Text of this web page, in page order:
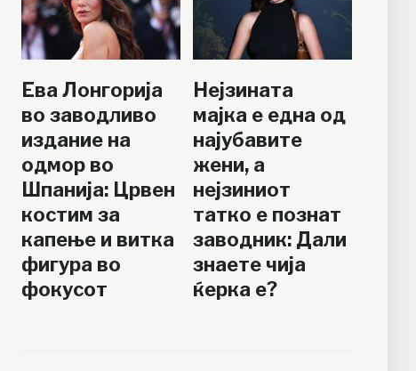
Ева Лонгорија
во заводливо
издание на
одмор во
Шпанија: Црвен
костим за
капење и витка
фигура во
фокусот
Нејзината
мајка е една од
најубавите
жени, а
нејзиниот
татко е познат
заводник: Дали
знаете чија
ќерка е?